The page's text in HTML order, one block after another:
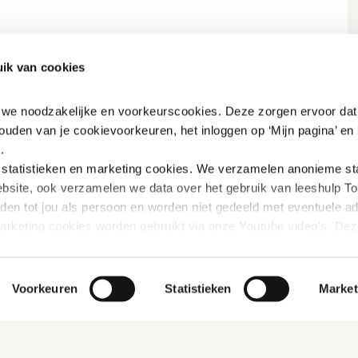
van cookies
noodzakelijke en voorkeurscookies. Deze zorgen ervoor
van je cookievoorkeuren, het inloggen op ‘Mijn pagina’
en marketing cookies. We verzamelen anonieme
ook verzamelen we data over het gebruik van leeshulp
tot jou als persoon en worden niet gedeeld met eventuele
cookies worden gebruikt via onze Youtube video's.
vinden: https://www.mijn-thuis.nl/kennisbank/
wij met jouw persoonsgegevens omgaan.
Voorkeuren Statistieken
Lettergrootte aanpassen